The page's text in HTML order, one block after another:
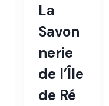
La
Savon
nerie
de l’Île
de Ré